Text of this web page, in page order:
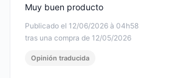
Publicado el 12/06/2026 à 04h58
tras una compra de 12/05/2026
Muy buen producto
Opinión traducida